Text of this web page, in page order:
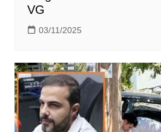
VG
03/11/2025